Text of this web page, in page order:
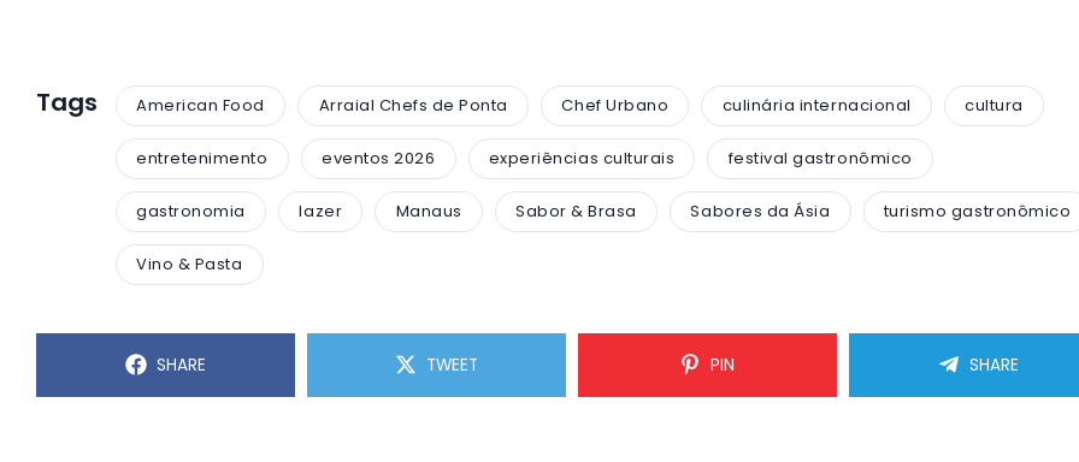
Tags American Food Arraial Chefs de Ponta Chef Urbano culinária internacional cultura
entretenimento eventos 2026 experiências culturais festival gastronômico
gastronomia lazer Manaus Sabor & Brasa Sabores da Ásia turismo gastronômico
Vino & Pasta
SHARE TWEET PIN SHARE